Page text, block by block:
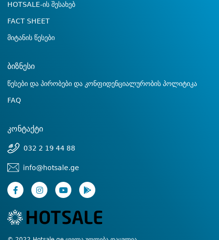
HOTSALE-ის შესახებ
FACT SHEET
მიტანის წესები
ბიზნესი
წესები და პირობები და კონფიდენციალურობის პოლიტიკა
FAQ
კონტაქტი
032 2 19 44 88
info@hotsale.ge